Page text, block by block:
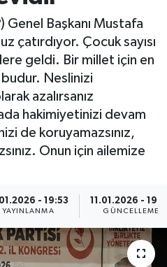
Genel Başkanı Mustafa
çatırdıyor. Çocuk sayısı
geldi. Bir millet için en
Neslinizi
azalırsanız
hakimiyetinizi devam
de koruyamazsınız,
Onun için ailemize
- 19:53
YAYINLANMA
11.01.2026 -
GÜNCELLEME